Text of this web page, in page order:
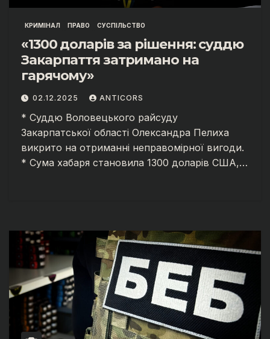
КРИМІНАЛ ПРАВО СУСПІЛЬСТВО
«1300 доларів за рішення: суддю
Закарпаття затримано на
гарячому»
02.12.2025 ANTICORS
* Суддю Воловецького райсуду
Закарпатської області Олександра Пелиха
викрито на отриманні неправомірної вигоди.
* Сума хабаря становила 1300 доларів США,…